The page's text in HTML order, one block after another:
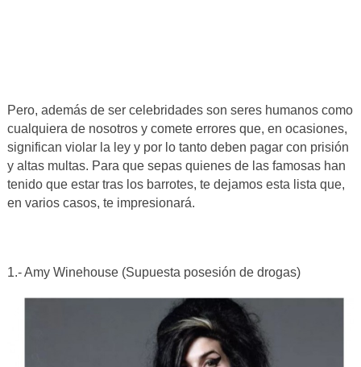
Pero, además de ser celebridades son seres humanos como
cualquiera de nosotros y comete errores que, en ocasiones,
significan violar la ley y por lo tanto deben pagar con prisión
y altas multas. Para que sepas quienes de las famosas han
tenido que estar tras los barrotes, te dejamos esta lista que,
en varios casos, te impresionará.
1.- Amy Winehouse (Supuesta posesión de drogas)